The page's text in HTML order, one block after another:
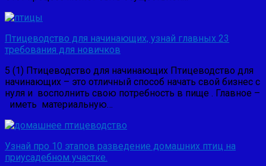
Птицеводство для начинающих, узнай главных 23
требования для новичков
5 (1) Птицеводство для начинающих Птицеводство для
начинающих – это отличный способ начать свой бизнес с
нуля и восполнить свою потребность в пище . Главное –
иметь материальную…
Узнай про 10 этапов разведение домашних птиц на
приусадебном участке.